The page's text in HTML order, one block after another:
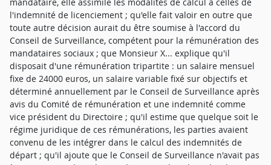
l'indemnité de licenciement ; qu'elle fait valoir en outre que
toute autre décision aurait du être soumise à l'accord du
Conseil de Surveillance, compétent pour la rémunération des
mandataires sociaux ; que Monsieur X... explique qu'il
disposait d'une rémunération tripartite : un salaire mensuel
fixe de 24000 euros, un salaire variable fixé sur objectifs et
déterminé annuellement par le Conseil de Surveillance après
avis du Comité de rémunération et une indemnité comme
vice président du Directoire ; qu'il estime que quelque soit le
régime juridique de ces rémunérations, les parties avaient
convenu de les intégrer dans le calcul des indemnités de
départ ; qu'il ajoute que le Conseil de Surveillance n'avait pas